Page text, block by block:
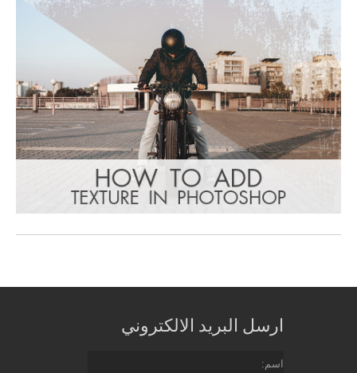
ارسل البريد الالكتروني
اسم